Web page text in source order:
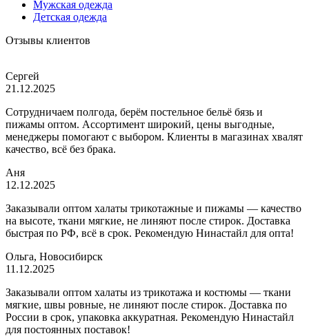
Мужская одежда
Детская одежда
Отзывы клиентов
Сергей
21.12.2025
Сотрудничаем полгода, берём постельное бельё бязь и
пижамы оптом. Ассортимент широкий, цены выгодные,
менеджеры помогают с выбором. Клиенты в магазинах хвалят
качество, всё без брака.
Аня
12.12.2025
Заказывали оптом халаты трикотажные и пижамы — качество
на высоте, ткани мягкие, не линяют после стирок. Доставка
быстрая по РФ, всё в срок. Рекомендую Нинастайл для опта!
Ольга, Новосибирск
11.12.2025
Заказывали оптом халаты из трикотажа и костюмы — ткани
мягкие, швы ровные, не линяют после стирок. Доставка по
России в срок, упаковка аккуратная. Рекомендую Нинастайл
для постоянных поставок!